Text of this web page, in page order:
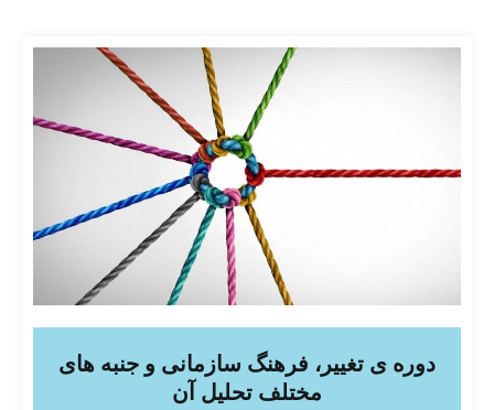
دوره ی تغییر، فرهنگ سازمانی و جنبه های
مختلف تحلیل آن